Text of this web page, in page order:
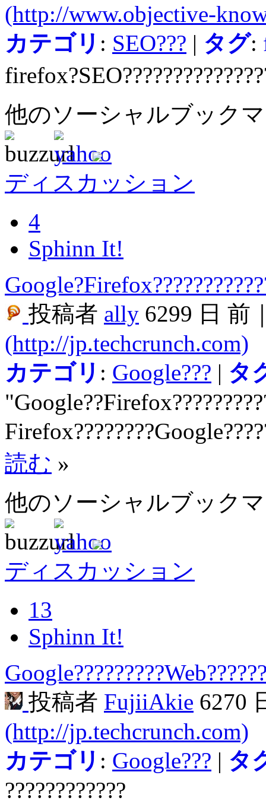
(http://www.objective-
カテゴリ : SEO??? | タグ:
他のソーシャルブック
ディスカッション
4
Sphinn It!
投稿者 ally 6299 日 前
(http://jp.techcrunch.com)
カテゴリ : Google??? | タ
読む »
他のソーシャルブック
ディスカッション
13
Sphinn It!
投稿者 FujiiAkie 6270
(http://jp.techcrunch.com)
カテゴリ : Google??? | タ
????????????